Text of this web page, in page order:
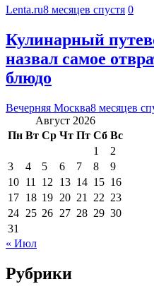
Lenta.ru8 месяцев спустя 0
Кулинарный
назвал самое
блюдо
Вечерняя Москва8 месяцев
Август 2026
Пн Вт Ср Чт Пт Сб Вс
1
2
3
4 5 6 7 8
9
10 11 12 13 14 15 16
17 18 19 20 21 22 23
24 25 26 27 28 29 30
31
« Июл
Рубрики